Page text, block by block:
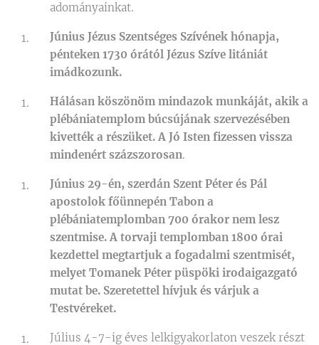
adományainkat.
Június Jézus Szentséges Szívének hónapja,
pénteken 1730 órától Jézus Szíve litániát
imádkozunk.
Hálásan köszönöm mindazok munkáját, akik a
plébániatemplom búcsújának szervezésében
kivették a részüket. A Jó Isten fizessen vissza
mindenért százszorosan.
Június 29-én, szerdán Szent Péter és Pál
apostolok főünnepén Tabon a
plébániatemplomban 700 órakor nem lesz
szentmise. A torvaji templomban 1800 órai
kezdettel megtartjuk a fogadalmi szentmisét,
melyet Tomanek Péter püspöki irodaigazgató
mutat be. Szeretettel hívjuk és várjuk a
Testvéreket.
Július 4-7-ig éves lelkigyakorlaton veszek részt